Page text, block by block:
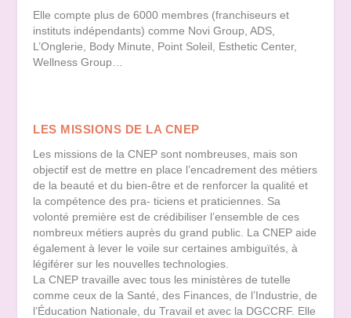
Elle compte plus de 6000 membres (franchiseurs et
instituts indépendants) comme Novi Group, ADS,
L’Onglerie, Body Minute, Point Soleil, Esthetic Center,
Wellness Group…
LES MISSIONS DE LA CNEP
Les missions de la CNEP sont nombreuses, mais son
objectif est de mettre en place l’encadrement des métiers
de la beauté et du bien-être et de renforcer la qualité et
la compétence des pra- ticiens et praticiennes. Sa
volonté première est de crédibiliser l’ensemble de ces
nombreux métiers auprès du grand public. La CNEP aide
également à lever le voile sur certaines ambiguïtés, à
légiférer sur les nouvelles technologies.
La CNEP travaille avec tous les ministères de tutelle
comme ceux de la Santé, des Finances, de l’Industrie, de
l’Éducation Nationale, du Travail et avec la DGCCRF. Elle